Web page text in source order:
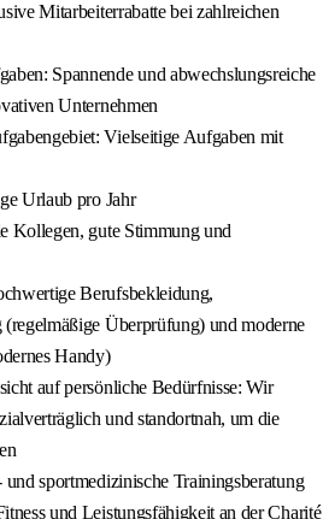
Mitarbeiterrabatte bei zahlreichen
Spannende und abwechslungsreiche
Unternehmen
Vielseitige Aufgaben mit
Urlaub pro Jahr
Kollegen, gute Stimmung und
Berufsbekleidung,
(regelmäßige Überprüfung) und moderne
Handy)
auf persönliche Bedürfnisse: Wir
und standortnah, um die
sportmedizinische Trainingsberatung
und Leistungsfähigkeit an der Charité